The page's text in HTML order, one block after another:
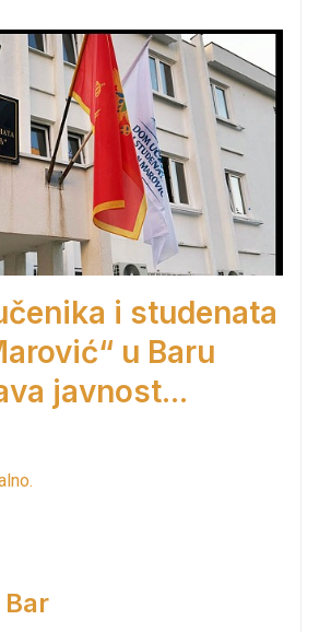
i studenata
u Baru
javnost...